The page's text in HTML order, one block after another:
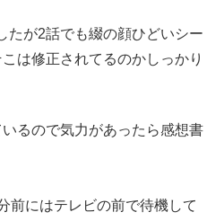
たが2話でも綴の顔ひどいシー
は修正されてるのかしっかり
るので気力があったら感想書
前にはテレビの前で待機して